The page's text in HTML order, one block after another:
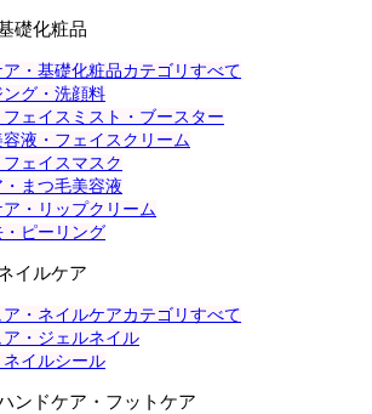
礎化粧品
ア・基礎化粧品カテゴリすべて
ング・洗顔料
ェイスミスト・ブースター
液・フェイスクリーム
ェイスマスク
まつ毛美容液
ア・リップクリーム
ピーリング
イルケア
ア・ネイルケアカテゴリすべて
ア・ジェルネイル
イルシール
ンドケア・フットケア